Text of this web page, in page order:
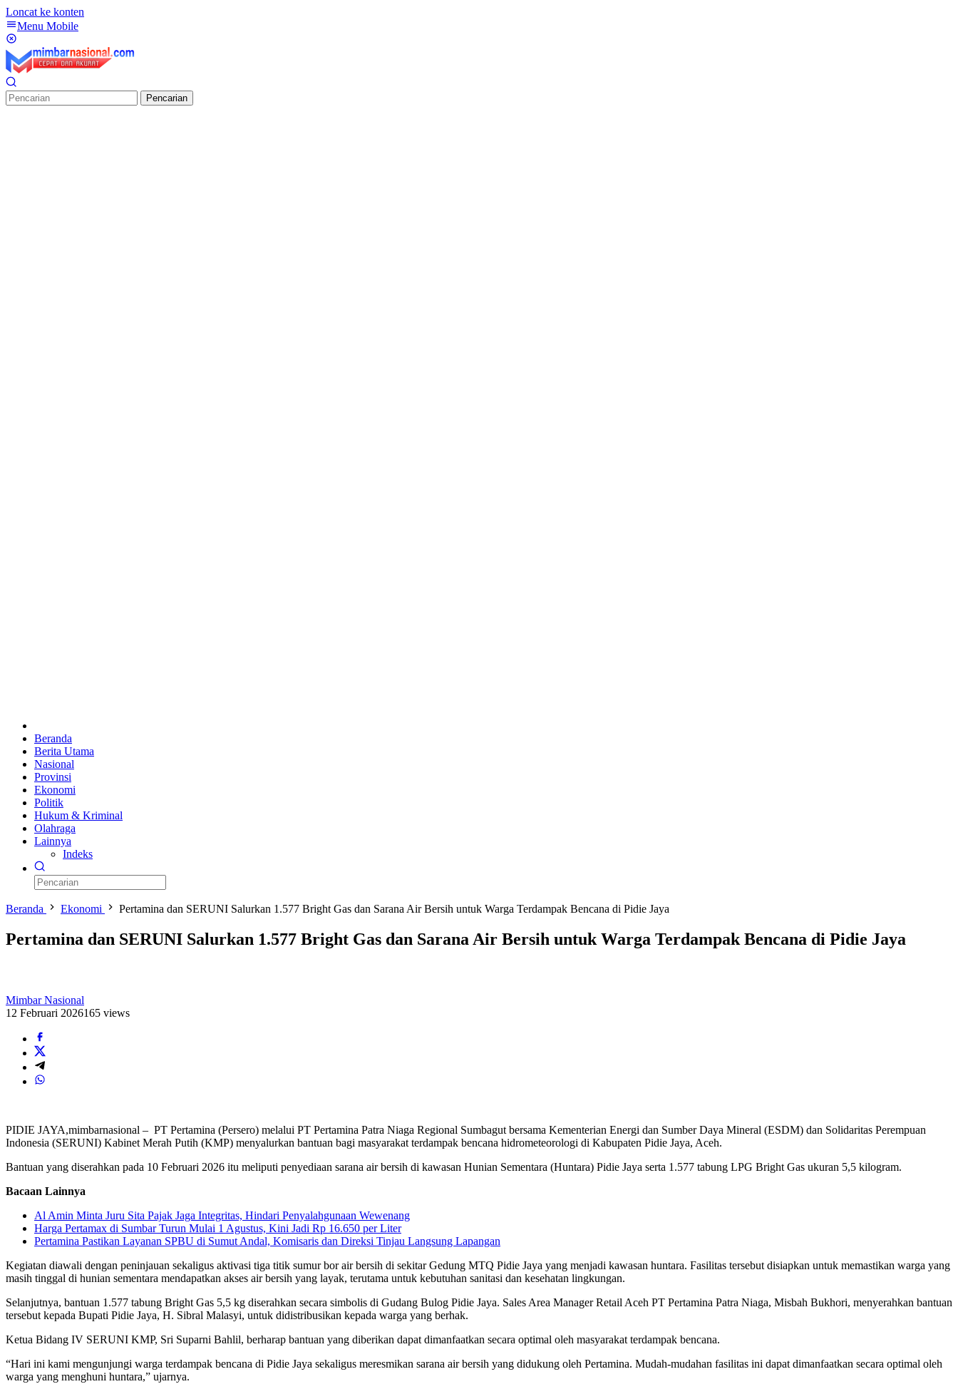
Loncat ke konten
Menu Mobile
Pencarian
Beranda
Berita Utama
Nasional
Provinsi
Ekonomi
Politik
Hukum & Kriminal
Olahraga
Lainnya
Indeks
Beranda Ekonomi Pertamina dan SERUNI Salurkan 1.577 Bright Gas dan Sarana Air Bersih untuk Warga Terdampak Bencana di Pidie Jaya
Pertamina dan SERUNI Salurkan 1.577 Bright Gas dan Sarana Air Bersih untuk Warga Terdampak Bencana di Pidie Jaya
Mimbar Nasional
12 Februari 2026165 views
PIDIE JAYA,mimbarnasional – PT Pertamina (Persero) melalui PT Pertamina Patra Niaga Regional Sumbagut bersama Kementerian Energi dan Sumber Daya Mineral (ESDM) dan Solidaritas Perempuan
Indonesia (SERUNI) Kabinet Merah Putih (KMP) menyalurkan bantuan bagi masyarakat terdampak bencana hidrometeorologi di Kabupaten Pidie Jaya, Aceh.
Bantuan yang diserahkan pada 10 Februari 2026 itu meliputi penyediaan sarana air bersih di kawasan Hunian Sementara (Huntara) Pidie Jaya serta 1.577 tabung LPG Bright Gas ukuran 5,5 kilogram.
Bacaan Lainnya
Al Amin Minta Juru Sita Pajak Jaga Integritas, Hindari Penyalahgunaan Wewenang
Harga Pertamax di Sumbar Turun Mulai 1 Agustus, Kini Jadi Rp 16.650 per Liter
Pertamina Pastikan Layanan SPBU di Sumut Andal, Komisaris dan Direksi Tinjau Langsung Lapangan
Kegiatan diawali dengan peninjauan sekaligus aktivasi tiga titik sumur bor air bersih di sekitar Gedung MTQ Pidie Jaya yang menjadi kawasan huntara. Fasilitas tersebut disiapkan untuk memastikan warga yang
masih tinggal di hunian sementara mendapatkan akses air bersih yang layak, terutama untuk kebutuhan sanitasi dan kesehatan lingkungan.
Selanjutnya, bantuan 1.577 tabung Bright Gas 5,5 kg diserahkan secara simbolis di Gudang Bulog Pidie Jaya. Sales Area Manager Retail Aceh PT Pertamina Patra Niaga, Misbah Bukhori, menyerahkan bantuan
tersebut kepada Bupati Pidie Jaya, H. Sibral Malasyi, untuk didistribusikan kepada warga yang berhak.
Ketua Bidang IV SERUNI KMP, Sri Suparni Bahlil, berharap bantuan yang diberikan dapat dimanfaatkan secara optimal oleh masyarakat terdampak bencana.
“Hari ini kami mengunjungi warga terdampak bencana di Pidie Jaya sekaligus meresmikan sarana air bersih yang didukung oleh Pertamina. Mudah-mudahan fasilitas ini dapat dimanfaatkan secara optimal oleh
warga yang menghuni huntara,” ujarnya.